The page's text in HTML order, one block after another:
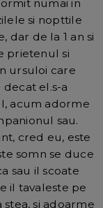
numai in
si nopttile
dar de la 1 an si
prietenul si
ursuloi care
el.s-a
acum adorme
sau.
cred eu, este
somn se duce
sau il scoate
il tavaleste pe
stea, si adoarme